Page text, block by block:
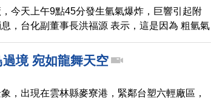
補償。
今天上午9點45分發生氫氣爆炸，巨響引起附
，台化副董事長洪福源 表示，這是因為 粗氫氣
外洩，而閃燃，不過，5分鐘內隨即滅火，除了
人員傷亡。
境 宛如龍舞天空
，出現在雲林縣麥寮港，緊鄰台塑六輕廠區，